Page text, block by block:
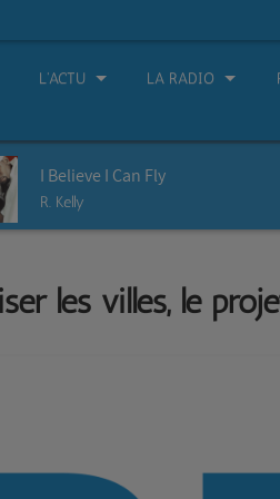
L'ACTU LA RADIO
I Believe I Can Fly
R. Kelly
les villes, le